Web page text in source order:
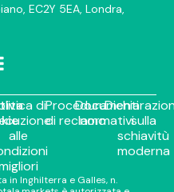
EC2Y 5EA, Londra,
di
alle
Procedura
di reclamo
Documenti
normativisulla
schiavitù
moderna
in Inghilterra e Galles, n.